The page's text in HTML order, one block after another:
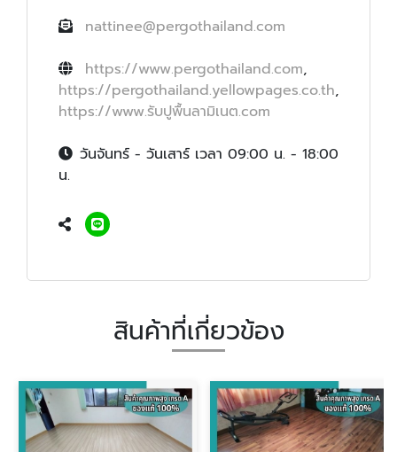
nattinee@pergothailand.com
https://www.pergothailand.com,
https://pergothailand.yellowpages.co.th,
https://www.รับปูพื้นลามิเนต.com
วันจันทร์ - วันเสาร์ เวลา 09:00 น. - 18:00
น.
สินค้าที่เกี่ยวข้อง